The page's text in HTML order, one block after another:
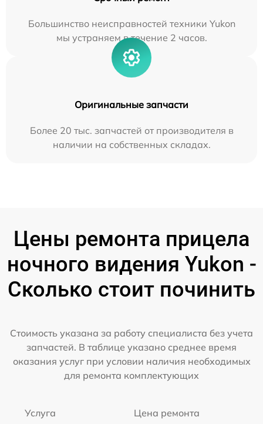
Большинство неисправностей техники Yukon
мы устраняем в течение 2 часов.
Оригинальные запчасти
Более 20 тыс. запчастей от производителя в
наличии на собственных складах.
Цены ремонта прицела
ночного видения Yukon -
Сколько стоит починить
Стоимость указана за работу специалиста без учета
запчастей. В таблице указано среднее время
оказания услуг при условии наличия необходимых
для ремонта комплектующих
Услуга Цена ремонта